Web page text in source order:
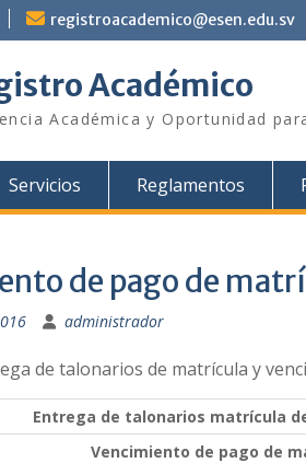
registroacademico@esen.edu.sv
Académico
Académica y Oportunidad
Servicios Reglamentos
de pago de
administrador
de talonarios de matrícula y
Entrega de talonarios matrícula
Vencimiento de pago de